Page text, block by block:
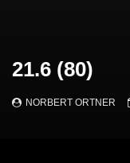
21.6 (80)
NORBERT ORTNER